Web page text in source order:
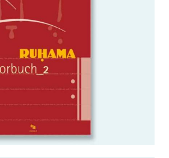
WEITERLESEN …